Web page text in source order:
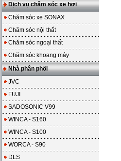
Dịch vụ chăm sóc xe hơi
Chăm sóc xe SONAX
Chăm sóc nội thất
Chăm sóc ngoại thất
Chăm sóc khoang máy
Nhà phân phối
JVC
FUJI
SADOSONIC V99
WINCA - S160
WINCA - S100
WORCA - S90
DLS